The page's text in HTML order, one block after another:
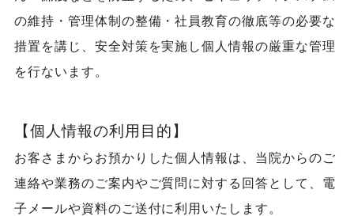
の維持・管理体制の整備・社員教育の徹底等の必要な
措置を講じ、安全対策を実施し個人情報の厳重な管理
を行ないます。
【個人情報の利用目的】
お客さまからお預かりした個人情報は、当院からのご
連絡や業務のご案内やご質問に対する回答として、電
子メールや資料のご送付に利用いたします。